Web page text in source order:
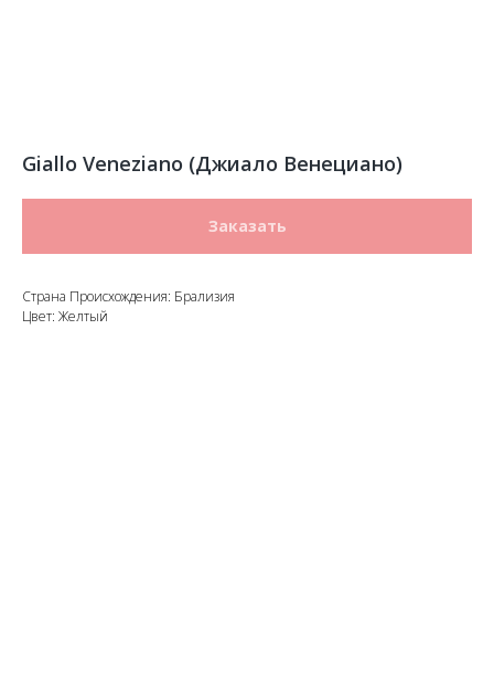
Giallo Veneziano (Джиало Венециано)
Заказать
Страна Происхождения: Брализия
Цвет: Желтый